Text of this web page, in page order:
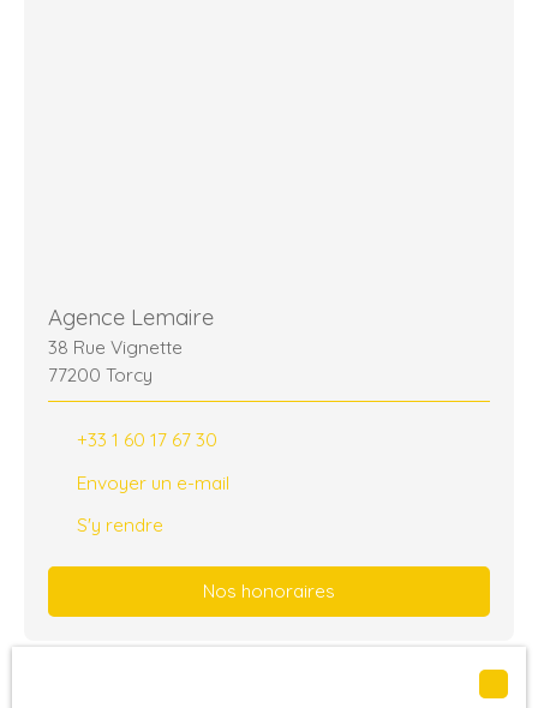
Agence Lemaire
38 Rue Vignette
77200 Torcy
+33 1 60 17 67 30
Envoyer un e-mail
S'y rendre
Nos honoraires